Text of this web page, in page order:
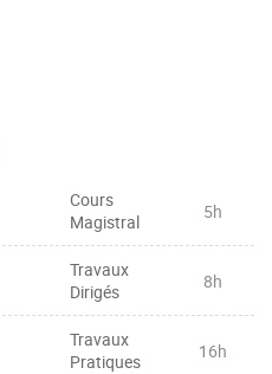
Cours
Magistral
5h
Travaux
Dirigés
8h
Travaux
Pratiques
16h